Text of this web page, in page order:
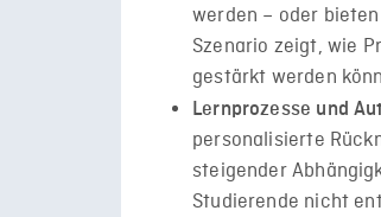
werden – oder
Szenario zeigt, wie
gestärkt werden
Lernprozesse und
personalisierte
steigender
Studierende nicht